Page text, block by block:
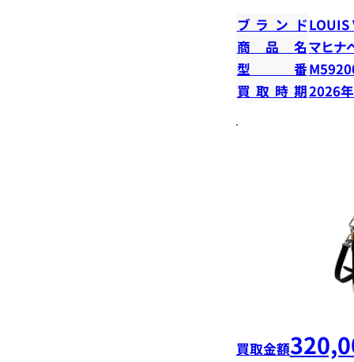
ブランドLOUIS
商品名マヒナ
型番
買取時期2026
買取金額